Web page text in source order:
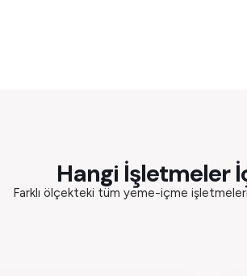
Hangi İşletmeler
Farklı ölçekteki tüm yeme-içme